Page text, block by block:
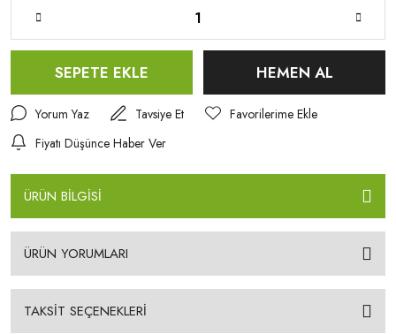
SEPETE EKLE HEMEN AL
Yorum Yaz
Tavsiye Et
Fiyatı Düşünce Haber Ver
ÜRÜN BİLGİSİ
ÜRÜN YORUMLARI
TAKSİT SEÇENEKLERİ